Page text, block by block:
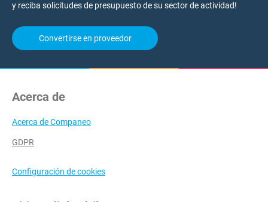
y reciba solicitudes de presupuesto de su sector de actividad!
Convertirse en proveedor
Acerca de
Acerca de Companeo
GDPR
Configuración de cookies